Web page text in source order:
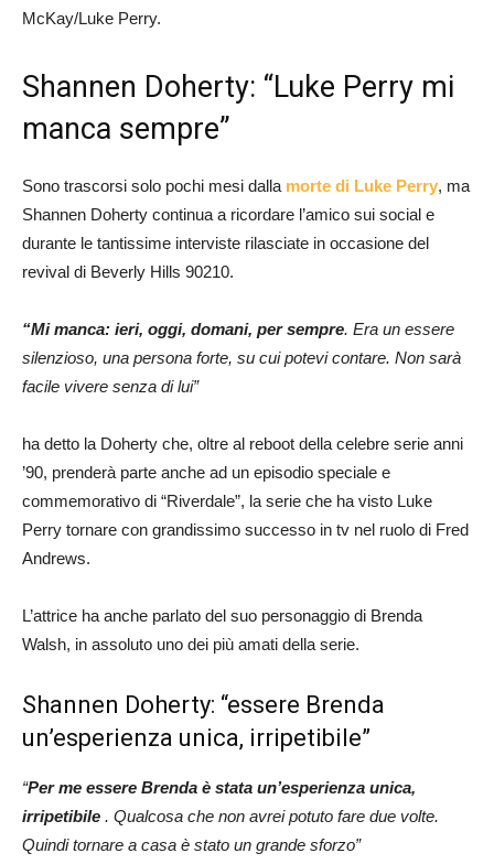
McKay/Luke Perry.
Shannen Doherty: “Luke Perry mi
manca sempre”
Sono trascorsi solo pochi mesi dalla morte di Luke Perry, ma
Shannen Doherty continua a ricordare l’amico sui social e
durante le tantissime interviste rilasciate in occasione del
revival di Beverly Hills 90210.
“Mi manca: ieri, oggi, domani, per sempre. Era un essere
silenzioso, una persona forte, su cui potevi contare. Non sarà
facile vivere senza di lui”
ha detto la Doherty che, oltre al reboot della celebre serie anni
’90, prenderà parte anche ad un episodio speciale e
commemorativo di “Riverdale”, la serie che ha visto Luke
Perry tornare con grandissimo successo in tv nel ruolo di Fred
Andrews.
L’attrice ha anche parlato del suo personaggio di Brenda
Walsh, in assoluto uno dei più amati della serie.
Shannen Doherty: “essere Brenda
un’esperienza unica, irripetibile”
“Per me essere Brenda è stata un’esperienza unica,
irripetibile . Qualcosa che non avrei potuto fare due volte.
Quindi tornare a casa è stato un grande sforzo”